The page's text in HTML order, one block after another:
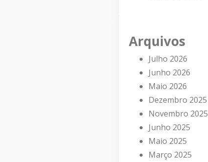
Arquivos
Julho 2026
Junho 2026
Maio 2026
Dezembro 2025
Novembro 2025
Junho 2025
Maio 2025
Março 2025